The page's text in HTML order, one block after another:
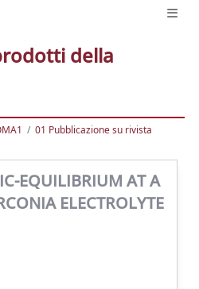
della
01 Pubblicazione su rivista
EQUILIBRIUM AT A
ELECTROLYTE